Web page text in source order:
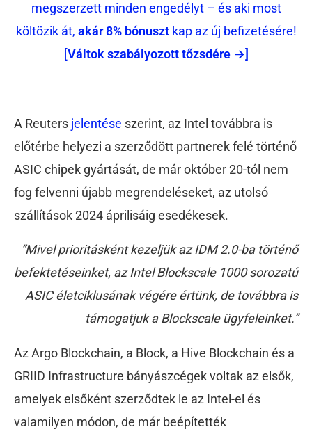
megszerzett minden engedélyt – és aki most
költözik át, akár 8% bónusztkap az új befizetésére!
[Váltok szabályozott tőzsdére →]
A Reuters jelentése szerint, az Intel továbbra is
előtérbe helyezi a szerződött partnerek felé történő
ASIC chipek gyártását, de már október 20-tól nem
fog felvenni újabb megrendeléseket, az utolsó
szállítások 2024 áprilisáig esedékesek.
“Mivel prioritásként kezeljük az IDM 2.0-ba történő
befektetéseinket, az Intel Blockscale 1000 sorozatú
ASIC életciklusának végére értünk, de továbbra is
támogatjuk a Blockscale ügyfeleinket.”
Az Argo Blockchain, a Block, a Hive Blockchain és a
GRIID Infrastructure bányászcégek voltak az elsők,
amelyek elsőként szerződtek le az Intel-el és
valamilyen módon, de már beépítették